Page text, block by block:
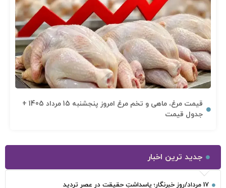
قیمت مرغ، ماهی و تخم مرغ امروز پنجشنبه 15 مرداد 1405 +
جدول قیمت
جدید ترین اخبار
17 مرداد/روز خبرنگار؛ پاسداشتِ حقیقت در عصرِ تردید